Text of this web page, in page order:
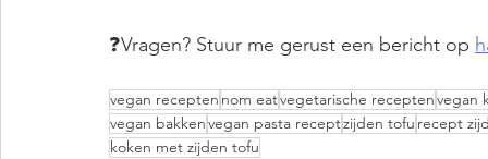
❓Vragen? Stuur me gerust een bericht op
vegan recepten nom eatvegetarische receptenvegan
vegan bakkenvegan pasta receptzijden tofu recept
koken met zijden tofu